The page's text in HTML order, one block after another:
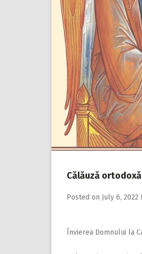
Călăuză
Posted on July 6, 2022
Învierea Domnului la